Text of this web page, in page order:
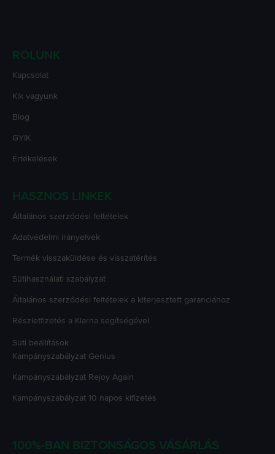
RÓLUNK
Kapcsolat
Kik vagyunk
Blog
GYIK
Értékelések
HASZNOS LINKEK
Általános szerződési feltételek
Adatvédelmi irányelvek
Termék visszaküldése és visszatérítés
Sütihasználati szabályzat
Általános szerződési feltételek a kiterjesztett garanciához
Részletfizetés a Klarna segítségével
Süti beállítások
Kampányszabályzat Genius
Kampányszabályzat Rejoy Again
Kampányszabályzat 10 napos kifizetés
100%-BAN BIZTONSÁGOS VÁSÁRLÁS